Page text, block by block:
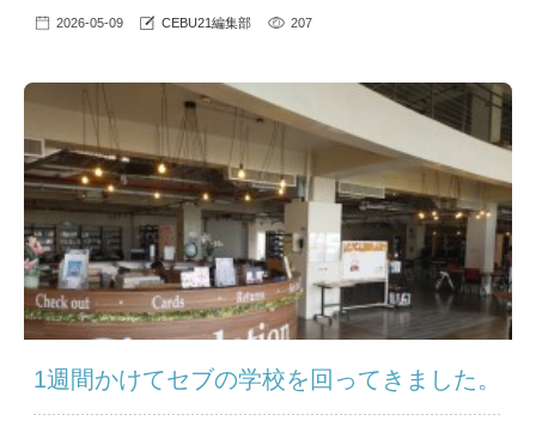
2026-05-09 CEBU21編集部 207
1週間かけてセブの学校を回ってきました。